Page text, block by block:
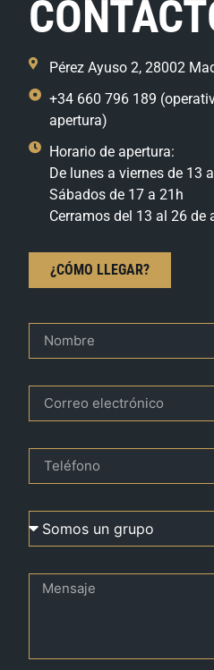
Pérez Ayuso 2, 28002
+34 660 796 189
apertura)
Horario de apertura:
De lunes a viernes de 13
Sábados de 17 a 21h
Cerramos del 13 al 26 de
¿CÓMO LLEGAR?